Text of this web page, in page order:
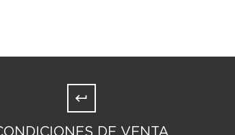
DE VENTA